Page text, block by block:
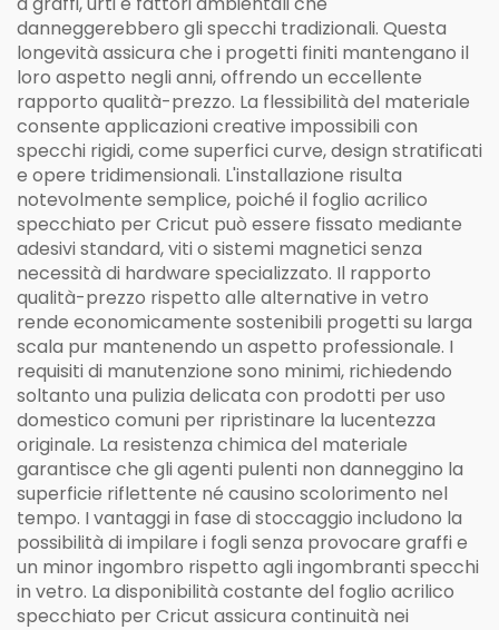
danneggerebbero gli specchi tradizionali. Questa
longevità assicura che i progetti finiti mantengano il
loro aspetto negli anni, offrendo un eccellente
rapporto qualità-prezzo. La flessibilità del materiale
consente applicazioni creative impossibili con
specchi rigidi, come superfici curve, design stratificati
e opere tridimensionali. L'installazione risulta
notevolmente semplice, poiché il foglio acrilico
specchiato per Cricut può essere fissato mediante
adesivi standard, viti o sistemi magnetici senza
necessità di hardware specializzato. Il rapporto
qualità-prezzo rispetto alle alternative in vetro
rende economicamente sostenibili progetti su larga
scala pur mantenendo un aspetto professionale. I
requisiti di manutenzione sono minimi, richiedendo
soltanto una pulizia delicata con prodotti per uso
domestico comuni per ripristinare la lucentezza
originale. La resistenza chimica del materiale
garantisce che gli agenti pulenti non danneggino la
superficie riflettente né causino scolorimento nel
tempo. I vantaggi in fase di stoccaggio includono la
possibilità di impilare i fogli senza provocare graffi e
un minor ingombro rispetto agli ingombranti specchi
in vetro. La disponibilità costante del foglio acrilico
specchiato per Cricut assicura continuità nei